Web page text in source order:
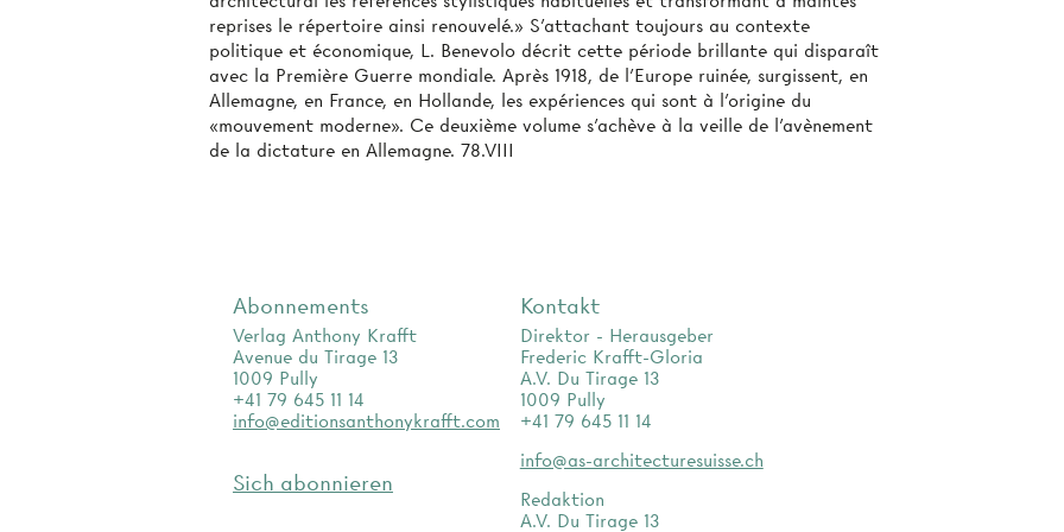
reprises le répertoire ainsi renouvelé.» S'attachant toujours au contexte
politique et économique, L. Benevolo décrit cette période brillante qui disparaît
avec la Première Guerre mondiale. Après 1918, de l'Europe ruinée, surgissent, en
Allemagne, en France, en Hollande, les expériences qui sont à l'origine du
«mouvement moderne». Ce deuxième volume s’achève à la veille de l'avènement
de la dictature en Allemagne. 78.VIII
Abonnements
Verlag Anthony Krafft
Avenue du Tirage 13
1009 Pully
+41 79 645 11 14
info@editionsanthonykrafft.com
Sich abonnieren
Kontakt
Direktor - Herausgeber
Frederic Krafft-Gloria
A.V. Du Tirage 13
1009 Pully
+41 79 645 11 14
info@as-architecturesuisse.ch
Redaktion
A.V. Du Tirage 13